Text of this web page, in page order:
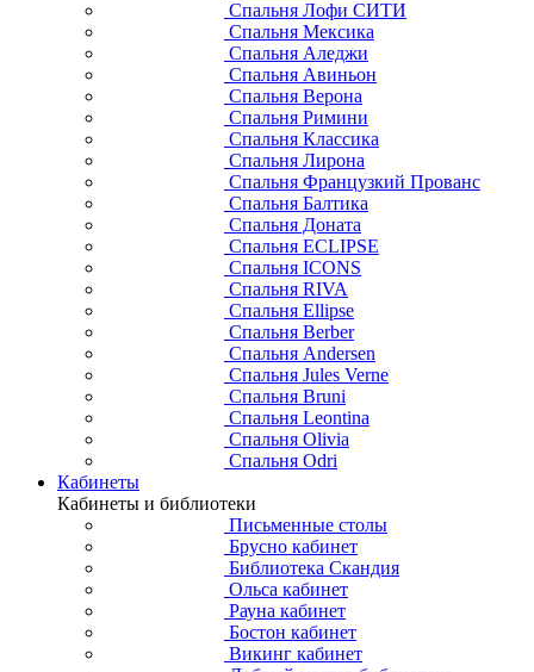
Спальня Лофи СИТИ
Спальня Мексика
Спальня Аледжи
Спальня Авиньон
Спальня Верона
Спальня Римини
Спальня Классика
Спальня Лирона
Спальня Французкий Прованс
Спальня Балтика
Спальня Доната
Спальня ECLIPSE
Спальня ICONS
Спальня RIVA
Спальня Ellipse
Спальня Berber
Спальня Andersen
Спальня Jules Verne
Спальня Bruni
Спальня Leontina
Спальня Olivia
Спальня Odri
Кабинеты
Кабинеты и библиотеки
Письменные столы
Брусно кабинет
Библиотека Скандия
Ольса кабинет
Рауна кабинет
Бостон кабинет
Викинг кабинет